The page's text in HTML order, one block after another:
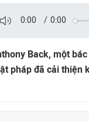
0:00 / 0:00
Back, một
pháp đã cải thiện